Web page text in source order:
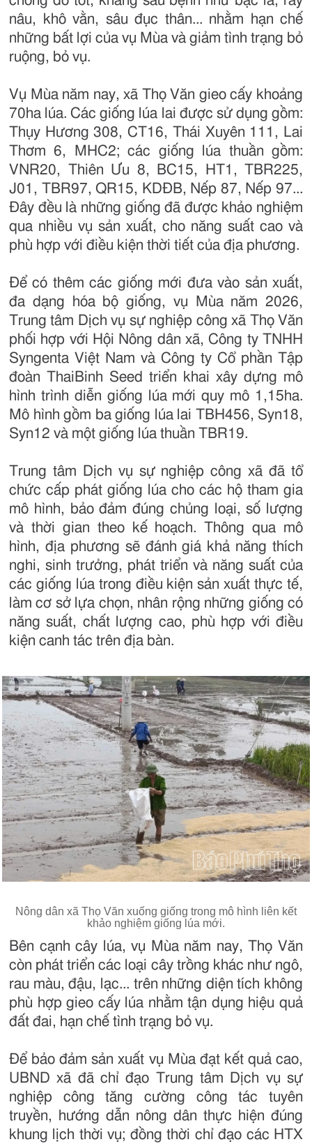
nâu, khô vằn, sâu đục thân... nhằm hạn chế
những bất lợi của vụ Mùa và giảm tình trạng bỏ
ruộng, bỏ vụ.
Vụ Mùa năm nay, xã Thọ Văn gieo cấy khoảng
70ha lúa. Các giống lúa lai được sử dụng gồm:
Thụy Hương 308, CT16, Thái Xuyên 111, Lai
Thơm 6, MHC2; các giống lúa thuần gồm:
VNR20, Thiên Ưu 8, BC15, HT1, TBR225,
J01, TBR97, QR15, KDĐB, Nếp 87, Nếp 97...
Đây đều là những giống đã được khảo nghiệm
qua nhiều vụ sản xuất, cho năng suất cao và
phù hợp với điều kiện thời tiết của địa phương.
Để có thêm các giống mới đưa vào sản xuất,
đa dạng hóa bộ giống, vụ Mùa năm 2026,
Trung tâm Dịch vụ sự nghiệp công xã Thọ Văn
phối hợp với Hội Nông dân xã, Công ty TNHH
Syngenta Việt Nam và Công ty Cổ phần Tập
đoàn ThaiBinh Seed triển khai xây dựng mô
hình trình diễn giống lúa mới quy mô 1,15ha.
Mô hình gồm ba giống lúa lai TBH456, Syn18,
Syn12 và một giống lúa thuần TBR19.
Trung tâm Dịch vụ sự nghiệp công xã đã tổ
chức cấp phát giống lúa cho các hộ tham gia
mô hình, bảo đảm đúng chủng loại, số lượng
và thời gian theo kế hoạch. Thông qua mô
hình, địa phương sẽ đánh giá khả năng thích
nghi, sinh trưởng, phát triển và năng suất của
các giống lúa trong điều kiện sản xuất thực tế,
làm cơ sở lựa chọn, nhân rộng những giống có
năng suất, chất lượng cao, phù hợp với điều
kiện canh tác trên địa bàn.
Nông dân xã Thọ Văn xuống giống trong mô hình liên kết
khảo nghiệm giống lúa mới.
Bên cạnh cây lúa, vụ Mùa năm nay, Thọ Văn
còn phát triển các loại cây trồng khác như ngô,
rau màu, đậu, lạc... trên những diện tích không
phù hợp gieo cấy lúa nhằm tận dụng hiệu quả
đất đai, hạn chế tình trạng bỏ vụ.
Để bảo đảm sản xuất vụ Mùa đạt kết quả cao,
UBND xã đã chỉ đạo Trung tâm Dịch vụ sự
nghiệp công tăng cường công tác tuyên
truyền, hướng dẫn nông dân thực hiện đúng
khung lịch thời vụ; đồng thời chỉ đạo các HTX